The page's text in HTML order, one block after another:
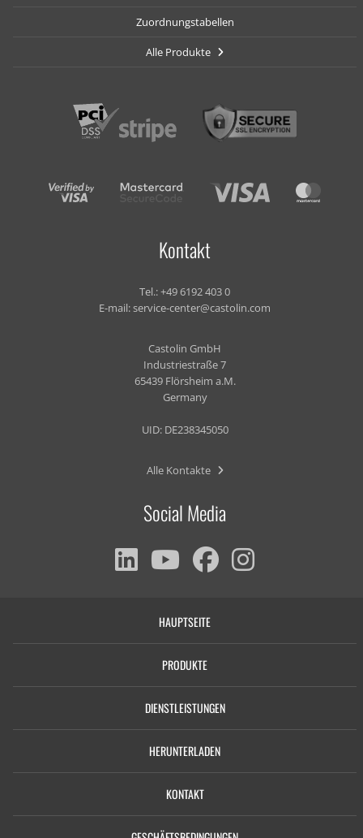
Zuordnungstabellen
Alle Produkte
Kontakt
Tel.:+49 6192 403 0
E-mail:service-center@castolin.com
Castolin GmbH
Industriestraße 7
65439 Flörsheim a.M.
Germany
UID: DE238345050
Alle Kontakte
Social Media
HAUPTSEITE
PRODUKTE
DIENSTLEISTUNGEN
HERUNTERLADEN
KONTAKT